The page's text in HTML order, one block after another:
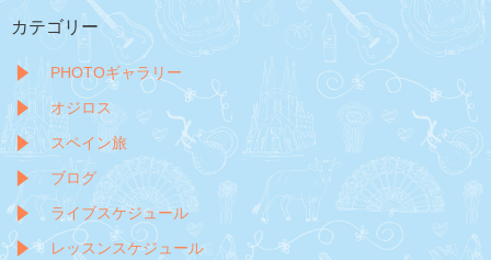
カテゴリー
PHOTOギャラリー
オジロス
スペイン旅
ブログ
ライブスケジュール
レッスンスケジュール